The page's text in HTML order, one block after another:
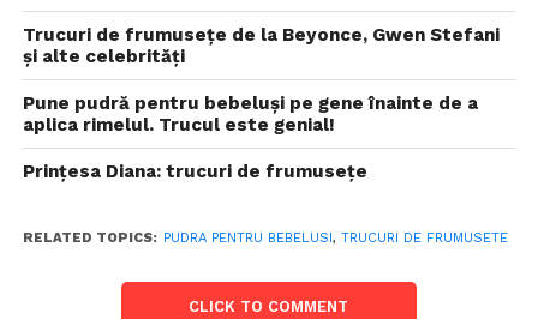
Trucuri de frumusețe de la Beyonce, Gwen Stefani
și alte celebrități
Pune pudră pentru bebeluși pe gene înainte de a
aplica rimelul. Trucul este genial!
Prințesa Diana: trucuri de frumusețe
RELATED TOPICS: PUDRA PENTRU BEBELUSI, TRUCURI DE FRUMUSETE
CLICK TO COMMENT